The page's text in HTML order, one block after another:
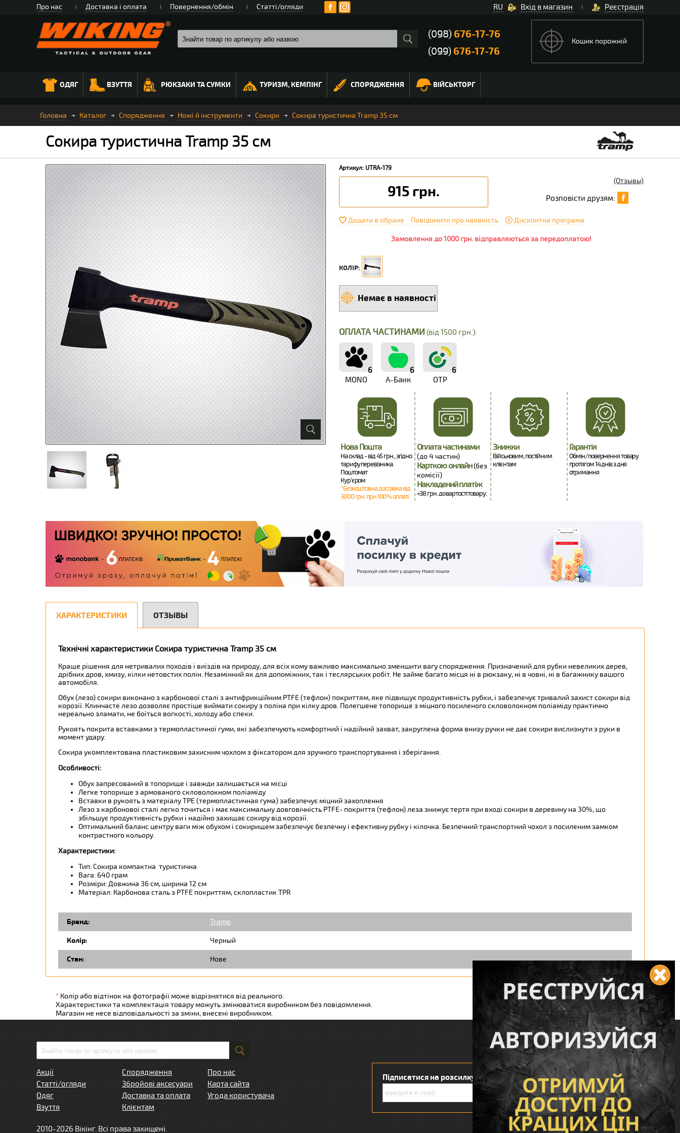
Про нас Доставка і оплата Повернення/обмін Статті/огляди Вхід в магазин Реєстрація
RU
(098) 676-17-76
(099) 676-17-76
Кошик порожній
ОДЯГ ВЗУТТЯ РЮКЗАКИ ТА СУМКИ ТУРИЗМ, КЕМПІНГ СПОРЯДЖЕННЯ ВІЙСЬКТОРГ
Головна Каталог Спорядження Ножі й інструменти Сокири Сокира туристична Tramp 35 см
Сокира туристична Tramp 35 см
Артикул: UTRA-179
915 грн.
(Отзывы)
Розповісти друзям:
Додати в обране Повідомити про наявність Дисконтна програма
Замовлення до 1000 грн. відправляються за передоплатою!
КОЛІР:
Немає в наявності
ОПЛАТА ЧАСТИНАМИ (від 1500 грн.):
6
MONO
6
А-Банк
6
OTP
Нова Пошта
На склад - від 45 грн., згідно
тарифу перевізника.
Поштомат
Кур'єром
*Безкоштовна доставка від
3000 грн. при 100% оплаті
Оплата частинами
(до 4 частин)
Карткою онлайн(без
комісії)
Накладений платіж
+38 грн. до вартості товару.
Знижки
Військовим, постійним
клієнтам
Гарантія
Обмін/повернення товару
протягом 14 днів з дня
отримання
ХАРАКТЕРИСТИКИ
Технічні характеристики Сокира туристична Tramp 35 см
Краще рішення для нетривалих походів і виїздів на природу, для всіх кому важливо максимально зменшити вагу спорядження. Призначений для рубки невеликих дерев,
дрібних дров, хмизу, кілки нетовстих полін. Незамінний як для допоміжних, так і теслярських робіт. Не займе багато місця ні в рюкзаку, ні в човні, ні в багажнику вашого
автомобіля.
Обух (лезо) сокири виконано з карбонової сталі з антифрикційним PTFE (тефлон) покриттям, яке підвищує продуктивність рубки, і забезпечує тривалий захист сокири від
корозії. Клинчасте лезо дозволяє простіше виймати сокиру з поліна при кілку дров. Полегшене топорище з міцного посиленого скловолокном поліаміду практично
нереально зламати, не боїться вогкості, холоду або спеки.
Рукоять покрита вставками з термопластичної гуми, які забезпечують комфортний і надійний захват, закруглена форма внизу ручки не дає сокири вислизнути з руки в
момент удару.
Сокира укомплектована пластиковим захисним чохлом з фіксатором для зручного транспортування і зберігання.
Особливості:
Обух запресований в топорище і завжди залишається на місці
Легке топорище з армованого скловолокном поліаміду
Вставки в рукоять з матеріалу TPE (термопластичная гума) забезпечує міцний захоплення
Лезо з карбонової сталі легко точиться і має максимальну довговічність PTFE- покриття (тефлон) леза знижує тертя при вході сокири в деревину на 30%, що
збільшує продуктивність рубки і надійно захищає сокиру від корозії.
Оптимальний баланс центру ваги між обухом і сокирищем забезпечує безпечну і ефективну рубку і кілочка. Безпечний транспортний чохол з посиленим замком
контрастного кольору.
Характеристики:
Тип: Сокира компактна туристична
Вага: 640 грам
Розміри: Довжина 36 см, ширина 12 см
Матеріал: Карбонова сталь з PTFE покриттям, склопластик TPR
Бренд: Tramp
Колір: Черный
Стан: Нове
ОТЗЫВЫ
* Колір або відтінок на фотографії може відрізнятися від реального.
Характеристики та комплектація товару можуть змінюватися виробником без повідомлення.
Магазин не несе відповідальності за зміни, внесені виробником.
Слідкуйте за нами:
Підписатися на розсилку:
Сподобався наш інтернет магазин?
Акції
Статті/огляди
Одяг
Взуття
Спорядження
Збройові аксесуари
Доставка та оплата
Клієнтам
Про нас
Карта сайта
Угода користувача
2010-2026 Вікінг. Всі права захищені.